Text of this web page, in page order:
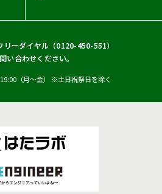
リーダイヤル（0120-450-551）
い合わせください。
19:00（月〜金） ※土日祝祭日を除く